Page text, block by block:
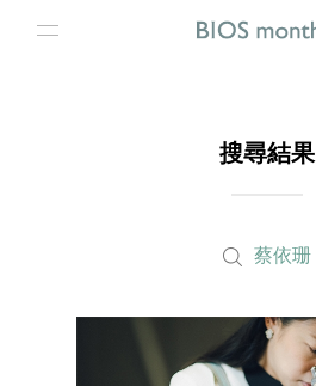
搜尋結果
蔡依珊